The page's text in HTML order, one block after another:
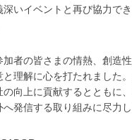
深いイベントと再び協力で
加者の皆さまの情熱、創造
と理解に心を打たれました
の向上に貢献するとともに
発信する取り組みに尽力し